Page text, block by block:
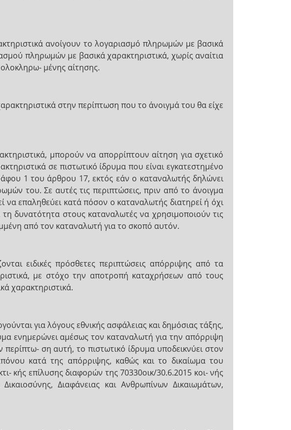
ανοίγουν το λογαριασμό πληρωμών με βασικά
πληρωμών με βασικά χαρακτηριστικά, χωρίς αναίτια
μένης αίτησης.
στην περίπτωση που το άνοιγμά του θα είχε
μπορούν να απορρίπτουν αίτηση για σχετικό
σε πιστωτικό ίδρυμα που είναι εγκατεστημένο
1 του άρθρου 17, εκτός εάν ο καταναλωτής δηλώνει
του. Σε αυτές τις περιπτώσεις, πριν από το άνοιγμα
επαληθεύει κατά πόσον ο καταναλωτής διατηρεί ή όχι
δυνατότητα στους καταναλωτές να χρησιμοποιούν τις
από τον καταναλωτή για το σκοπό αυτόν.
ειδικές πρόσθετες περιπτώσεις απόρριψης από τα
με στόχο την αποτροπή καταχρήσεων από τους
χαρακτηριστικά.
για λόγους εθνικής ασφάλειας και δημόσιας τάξης,
ενημερώνει αμέσως τον καταναλωτή για την απόρριψη
ση αυτή, το πιστωτικό ίδρυμα υποδεικνύει στον
κατά της απόρριψης, καθώς και το δικαίωμα του
κής επίλυσης διαφορών της 70330οικ/30.6.2015 κοι- νής
Διαφάνειας και Ανθρωπίνων Δικαιωμάτων,